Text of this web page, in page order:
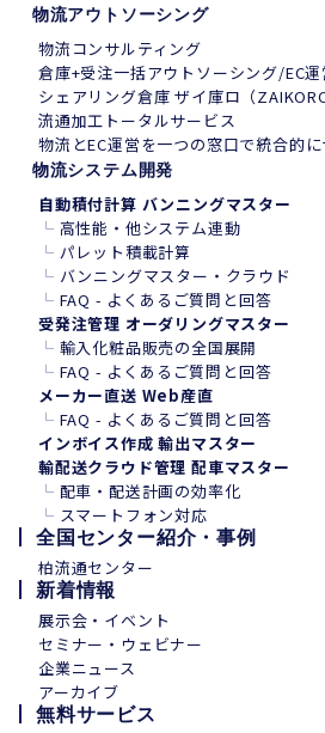
物流アウトソーシング
物流コンサルティング
倉庫+受注一括アウトソーシング/EC
シェアリング倉庫 ザイ庫ロ（ZAIKORO
流通加工トータルサービス
物流とEC運営を一つの窓口で統合的に
物流システム開発
自動積付計算 バンニングマスター
└ 高性能・他システム連動
└ パレット積載計算
└ バンニングマスター・クラウド
└ FAQ - よくあるご質問と回答
受発注管理 オーダリングマスター
└ 輸入化粧品販売の全国展開
└ FAQ - よくあるご質問と回答
メーカー直送 Web産直
└ FAQ - よくあるご質問と回答
インボイス作成 輸出マスター
輸配送クラウド管理 配車マスター
└ 配車・配送計画の効率化
└ スマートフォン対応
全国センター紹介・事例
柏流通センター
新着情報
展示会・イベント
セミナー・ウェビナー
企業ニュース
アーカイブ
無料サービス